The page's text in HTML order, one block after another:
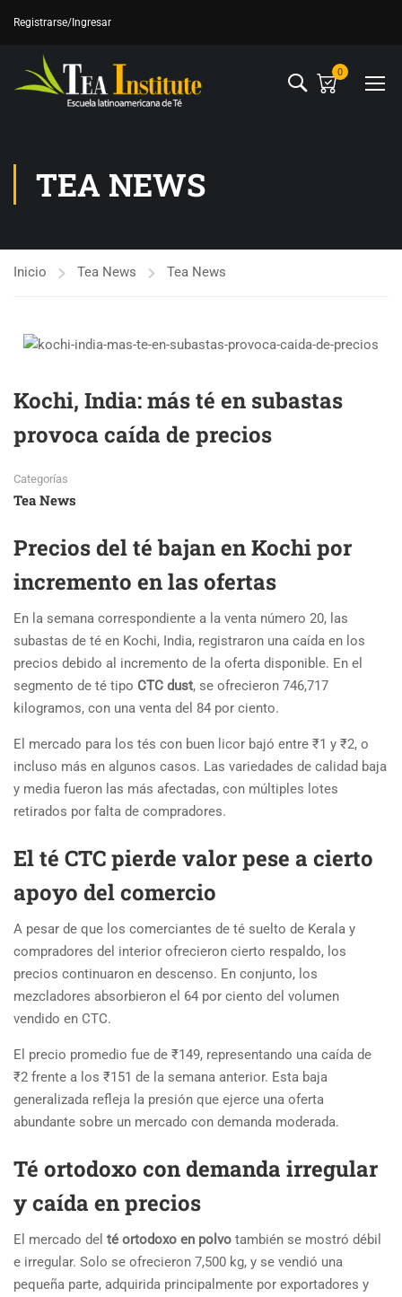
Registrarse/Ingresar
0
TEA NEWS
Inicio Tea News Tea News
Kochi, India: más té en subastas
provoca caída de precios
Categorías
Tea News
Precios del té bajan en Kochi por
incremento en las ofertas
En la semana correspondiente a la venta número 20, las
subastas de té en Kochi, India, registraron una caída en los
precios debido al incremento de la oferta disponible. En el
segmento de té tipo CTC dust, se ofrecieron 746,717
kilogramos, con una venta del 84 por ciento.
El mercado para los tés con buen licor bajó entre ₹1 y ₹2, o
incluso más en algunos casos. Las variedades de calidad baja
y media fueron las más afectadas, con múltiples lotes
retirados por falta de compradores.
El té CTC pierde valor pese a cierto
apoyo del comercio
A pesar de que los comerciantes de té suelto de Kerala y
compradores del interior ofrecieron cierto respaldo, los
precios continuaron en descenso. En conjunto, los
mezcladores absorbieron el 64 por ciento del volumen
vendido en CTC.
El precio promedio fue de ₹149, representando una caída de
₹2 frente a los ₹151 de la semana anterior. Esta baja
generalizada refleja la presión que ejerce una oferta
abundante sobre un mercado con demanda moderada.
Té ortodoxo con demanda irregular
y caída en precios
El mercado del té ortodoxo en polvo también se mostró débil
e irregular. Solo se ofrecieron 7,500 kg, y se vendió una
pequeña parte, adquirida principalmente por exportadores y